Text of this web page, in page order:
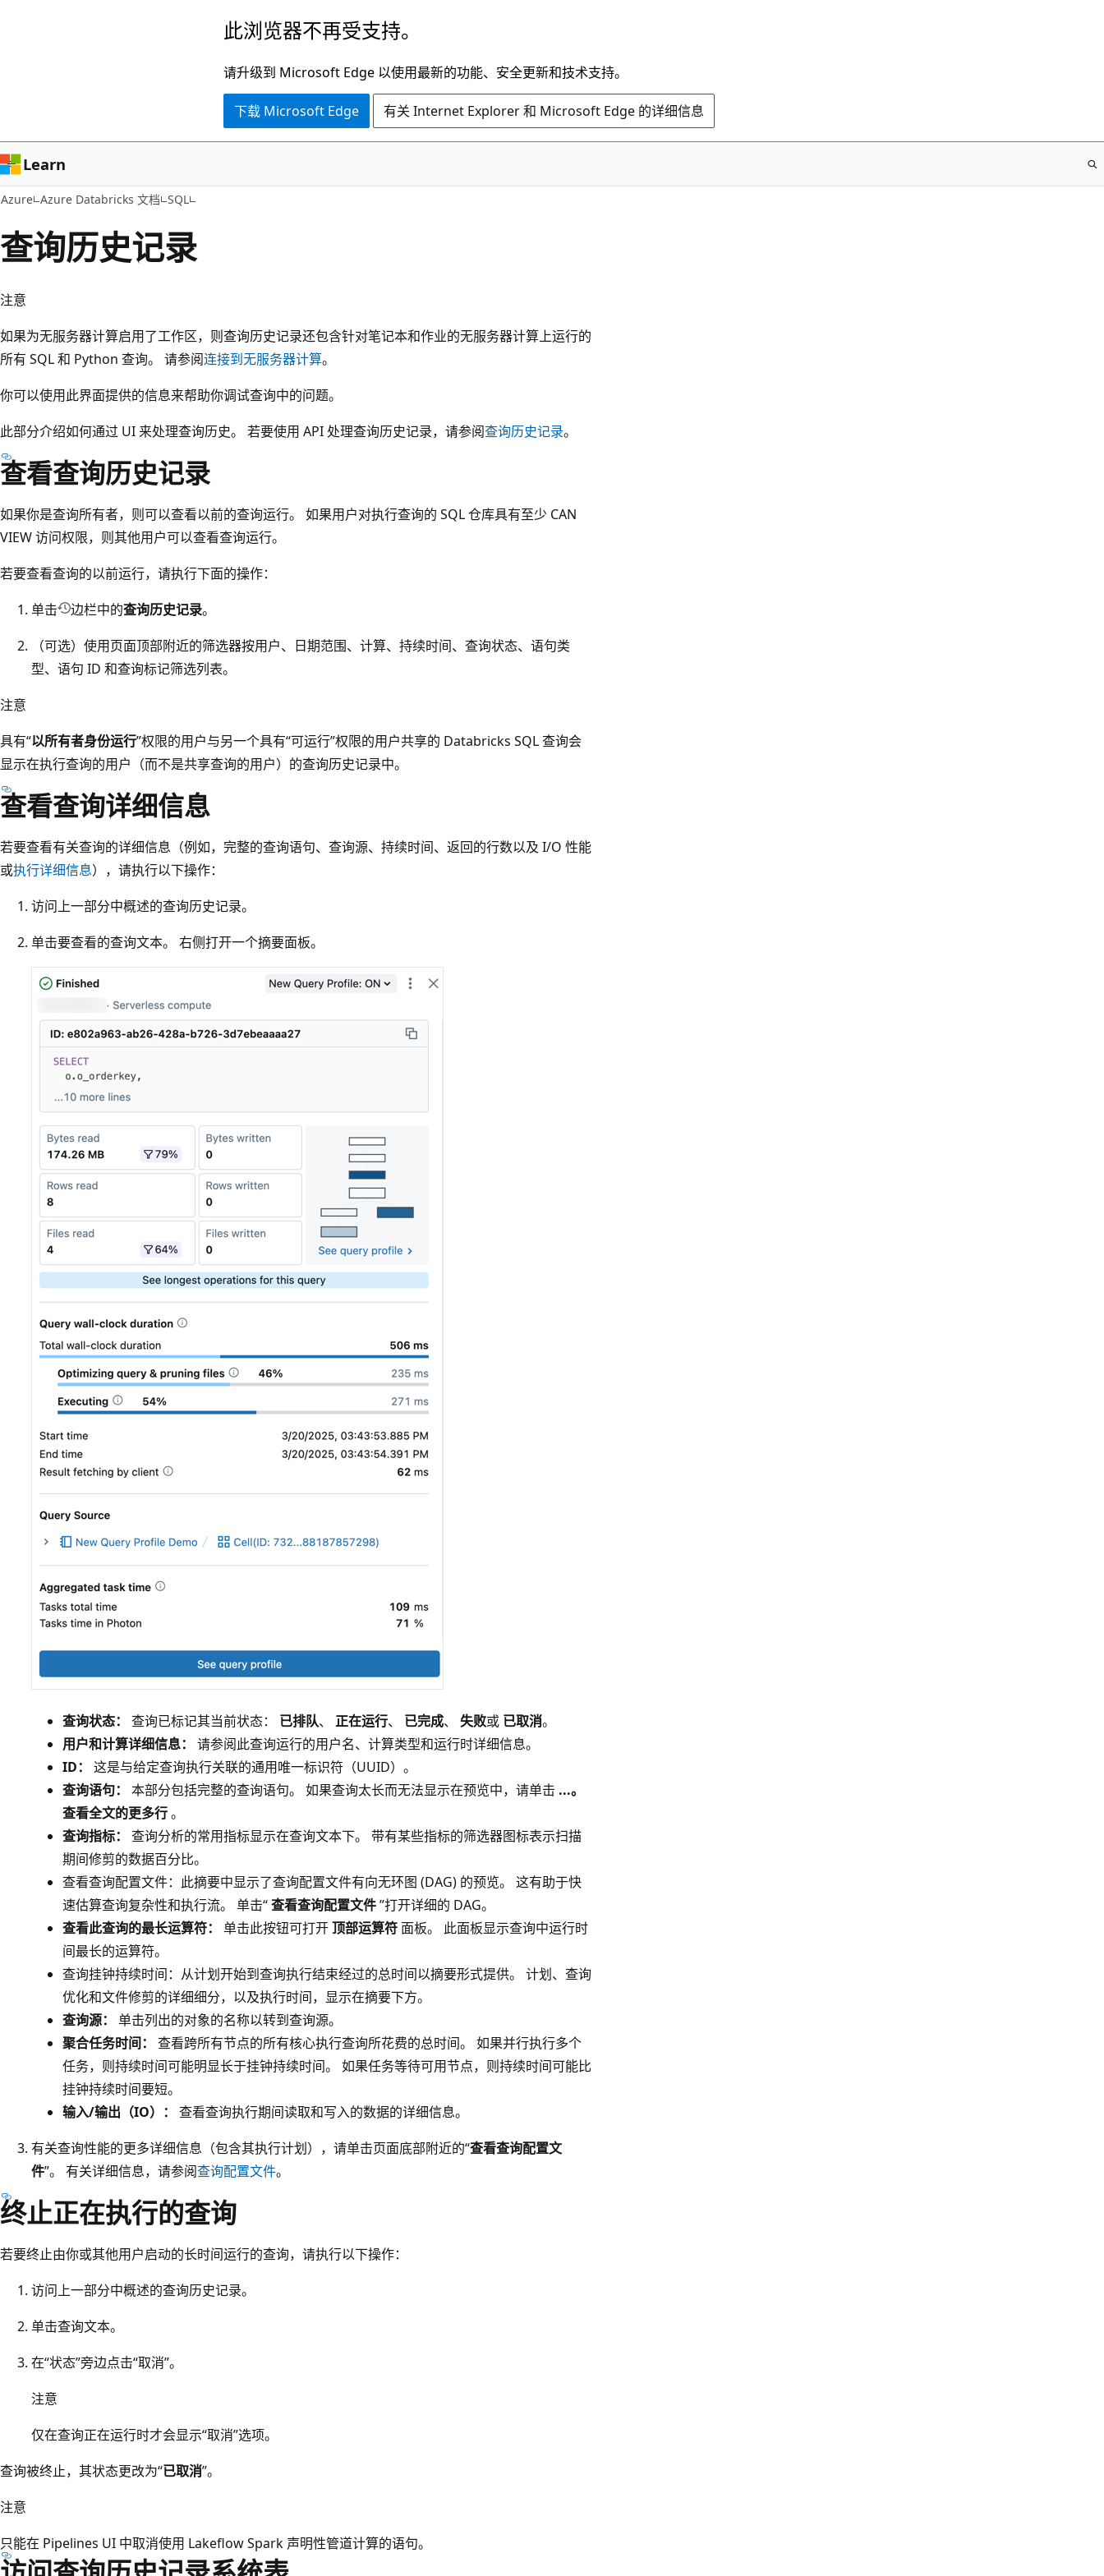
容
此浏览器不再受支持。
请升级到 Microsoft Edge 以使用最新的功能、安全更新和技术支持。
下载 Microsoft Edge 有关 Internet Explorer 和 Microsoft Edge 的详细信息
Learn
Azure Azure Databricks 文档 SQL
查询历史记录
注意
如果为无服务器计算启用了工作区，则查询历史记录还包含针对笔记本和作业的无服务器计算上运行的
所有 SQL 和 Python 查询。 请参阅连接到无服务器计算。
你可以使用此界面提供的信息来帮助你调试查询中的问题。
此部分介绍如何通过 UI 来处理查询历史。 若要使用 API 处理查询历史记录，请参阅查询历史记录。
查看查询历史记录
如果你是查询所有者，则可以查看以前的查询运行。 如果用户对执行查询的 SQL 仓库具有至少 CAN
VIEW 访问权限，则其他用户可以查看查询运行。
若要查看查询的以前运行，请执行下面的操作：
单击
边栏中的查询历史记录。
（可选）使用页面顶部附近的筛选器按用户、日期范围、计算、持续时间、查询状态、语句类
型、语句 ID 和查询标记筛选列表。
注意
具有“以所有者身份运行”权限的用户与另一个具有“可运行”权限的用户共享的 Databricks SQL 查询会
显示在执行查询的用户（而不是共享查询的用户）的查询历史记录中。
查看查询详细信息
若要查看有关查询的详细信息（例如，完整的查询语句、查询源、持续时间、返回的行数以及 I/O 性能
或执行详细信息），请执行以下操作：
访问上一部分中概述的查询历史记录。
单击要查看的查询文本。 右侧打开一个摘要面板。
查询状态： 查询已标记其当前状态： 已排队、 正在运行、 已完成、 失败或 已取消。
用户和计算详细信息：
请参阅此查询运行的用户名、计算类型和运行时详细信息。
ID：
这是与给定查询执行关联的通用唯一标识符（UUID）。
查询语句：
本部分包括完整的查询语句。 如果查询太长而无法显示在预览中，请单击 ...。
查看全文的更多行。
查询指标：
查询分析的常用指标显示在查询文本下。 带有某些指标的筛选器图标表示扫描
期间修剪的数据百分比。
查看查询配置文件：此摘要中显示了查询配置文件有向无环图 (DAG) 的预览。 这有助于快
速估算查询复杂性和执行流。 单击“查看查询配置文件”打开详细的 DAG。
查看此查询的最长运算符：
单击此按钮可打开顶部运算符 面板。 此面板显示查询中运行时
间最长的运算符。
查询挂钟持续时间：从计划开始到查询执行结束经过的总时间以摘要形式提供。 计划、查询
优化和文件修剪的详细细分，以及执行时间，显示在摘要下方。
查询源：
单击列出的对象的名称以转到查询源。
聚合任务时间：
查看跨所有节点的所有核心执行查询所花费的总时间。 如果并行执行多个
任务，则持续时间可能明显长于挂钟持续时间。 如果任务等待可用节点，则持续时间可能比
挂钟持续时间要短。
输入/输出（IO）：
查看查询执行期间读取和写入的数据的详细信息。
有关查询性能的更多详细信息（包含其执行计划），请单击页面底部附近的“查看查询配置文
件”。 有关详细信息，请参阅查询配置文件。
终止正在执行的查询
若要终止由你或其他用户启动的长时间运行的查询，请执行以下操作：
访问上一部分中概述的查询历史记录。
单击查询文本。
在“状态”旁边点击“取消”。
注意
仅在查询正在运行时才会显示“取消”选项。
查询被终止，其状态更改为“已取消”。
注意
只能在 Pipelines UI 中取消使用 Lakeflow Spark 声明性管道计算的语句。